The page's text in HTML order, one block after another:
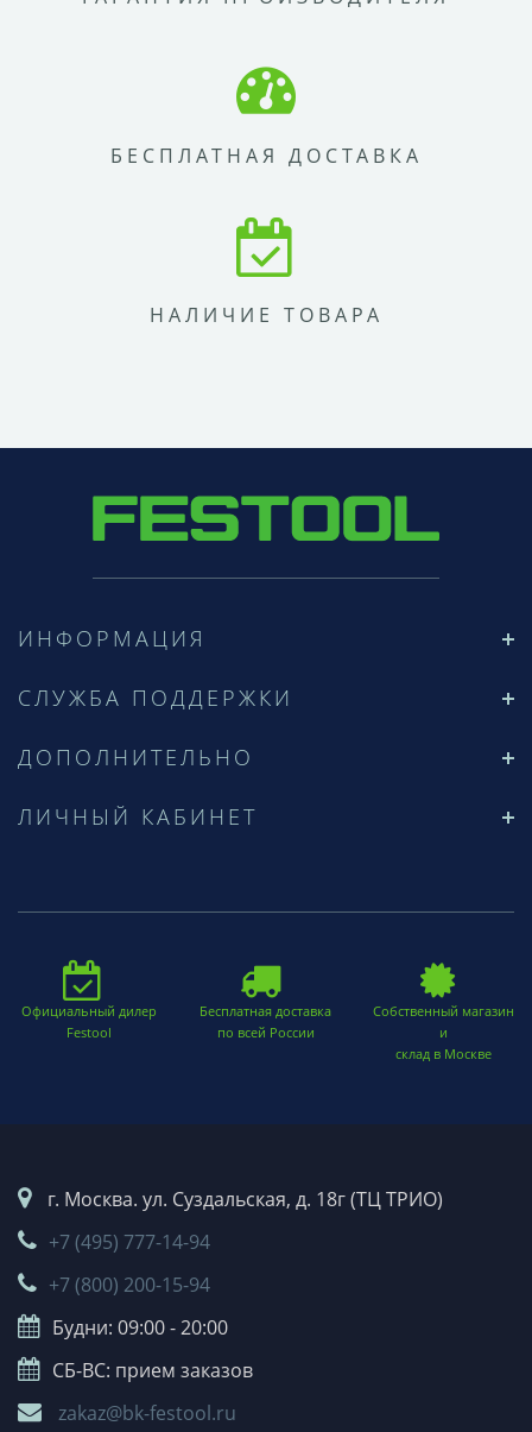
БЕСПЛАТНАЯ ДОСТАВКА
НАЛИЧИЕ ТОВАРА
ИНФОРМАЦИЯ
СЛУЖБА ПОДДЕРЖКИ
ДОПОЛНИТЕЛЬНО
ЛИЧНЫЙ КАБИНЕТ
Официальный дилер
Festool
Бесплатная доставка
по всей России
Собственный магазин
и
склад в Москве
г. Москва. ул. Суздальская, д. 18г (ТЦ ТРИО)
+7 (495) 777-14-94
+7 (800) 200-15-94
Будни: 09:00 - 20:00
СБ-ВС: прием заказов
zakaz@bk-festool.ru